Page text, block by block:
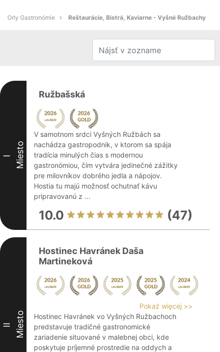
Orly Gastronómie Reštaurácie, Bistrá, Kaviarne - Vyšné Ružbachy
I Miesto
Ružbašská
V samotnom srdci Vyšných Ružbách sa
nachádza gastropodnik, v ktorom sa spája
tradícia minulých čias s modernou
gastronómiou, čím vytvára jedinečné zážitky
pre milovníkov dobrého jedla a nápojov.
Hostia tu majú možnosť ochutnať kávu
pripravovanú z ...
10.0 (47)
II Miesto
Hostinec Havránek Daša
Martineková
Pokaż więcej >>
Hostinec Havránek vo Vyšných Ružbachoch
predstavuje tradičné gastronomické
zariadenie situované v malebnej obci, kde
poskytuje príjemné prostredie na oddych a